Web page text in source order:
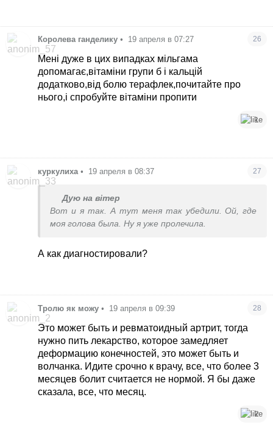
Королева ганделику • 19 апреля в 07:27 26
Мені дуже в цих випадках мільгама
допомагає,вітаміни групи б і кальцій
додатково,від болю терафлек,почитайте про
нього,і спробуйте вітаміни пропити
1
куркулиха • 19 апреля в 08:37 27
Дую на вітер
Вот и я так. А тут меня так убедили. Ой, где
моя голова была. Ну я уже пролечила.
А как диагностировали?
Тролю як можу • 19 апреля в 09:39 28
Это может быть и ревматоидный артрит, тогда
нужно пить лекарство, которое замедляет
деформацию конечностей, это может быть и
волчанка. Идите срочно к врачу, все, что более 3
месяцев болит считается не нормой. Я бы даже
сказала, все, что месяц.
2